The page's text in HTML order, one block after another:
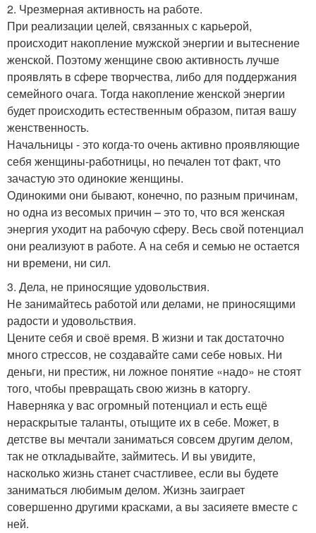
2. Чрезмерная активность на работе.
При реализации целей, связанных с карьерой,
происходит накопление мужской энергии и вытеснение
женской. Поэтому женщине свою активность лучше
проявлять в сфере творчества, либо для поддержания
семейного очага. Тогда накопление женской энергии
будет происходить естественным образом, питая вашу
женственность.
Начальницы - это когда-то очень активно проявляющие
себя женщины-работницы, но печален тот факт, что
зачастую это одинокие женщины.
Одинокими они бывают, конечно, по разным причинам,
но одна из весомых причин – это то, что вся женская
энергия уходит на рабочую сферу. Весь свой потенциал
они реализуют в работе. А на себя и семью не остается
ни времени, ни сил.
3. Дела, не приносящие удовольствия.
Не занимайтесь работой или делами, не приносящими
радости и удовольствия.
Цените себя и своё время. В жизни и так достаточно
много стрессов, не создавайте сами себе новых. Ни
деньги, ни престиж, ни ложное понятие «надо» не стоят
того, чтобы превращать свою жизнь в каторгу.
Наверняка у вас огромный потенциал и есть ещё
нераскрытые таланты, отыщите их в себе. Может, в
детстве вы мечтали заниматься совсем другим делом,
так не откладывайте, займитесь. И вы увидите,
насколько жизнь станет счастливее, если вы будете
заниматься любимым делом. Жизнь заиграет
совершенно другими красками, а вы засияете вместе с
ней.